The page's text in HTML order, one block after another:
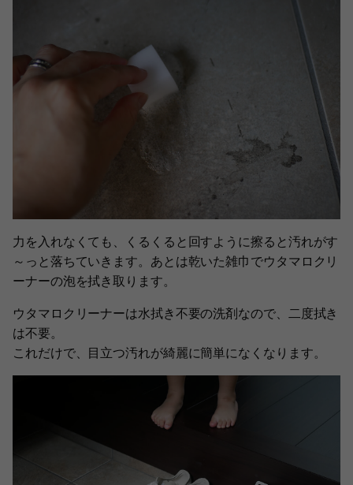
力を入れなくても、くるくると回すように擦ると汚れがす
～っと落ちていきます。あとは乾いた雑巾でウタマロクリ
ーナーの泡を拭き取ります。
ウタマロクリーナーは水拭き不要の洗剤なので、二度拭き
は不要。
これだけで、目立つ汚れが綺麗に簡単になくなります。